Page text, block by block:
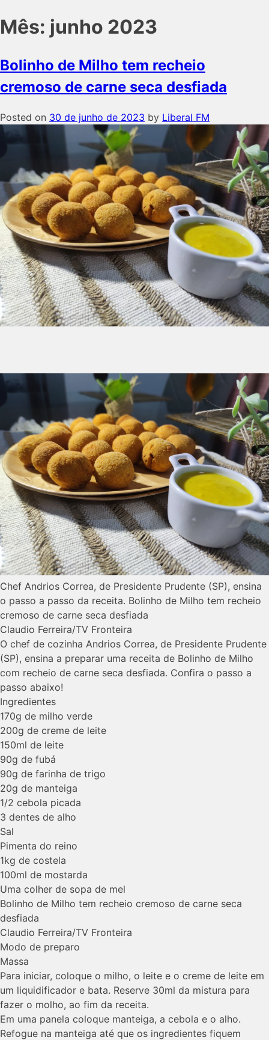
Mês: junho 2023
Bolinho de Milho tem recheio
cremoso de carne seca desfiada
Posted on 30 de junho de 2023 by Liberal FM
Chef Andrios Correa, de Presidente Prudente (SP), ensina
o passo a passo da receita. Bolinho de Milho tem recheio
cremoso de carne seca desfiada
Claudio Ferreira/TV Fronteira
O chef de cozinha Andrios Correa, de Presidente Prudente
(SP), ensina a preparar uma receita de Bolinho de Milho
com recheio de carne seca desfiada. Confira o passo a
passo abaixo!
Ingredientes
170g de milho verde
200g de creme de leite
150ml de leite
90g de fubá
90g de farinha de trigo
20g de manteiga
1/2 cebola picada
3 dentes de alho
Sal
Pimenta do reino
1kg de costela
100ml de mostarda
Uma colher de sopa de mel
Bolinho de Milho tem recheio cremoso de carne seca
desfiada
Claudio Ferreira/TV Fronteira
Modo de preparo
Massa
Para iniciar, coloque o milho, o leite e o creme de leite em
um liquidificador e bata. Reserve 30ml da mistura para
fazer o molho, ao fim da receita.
Em uma panela coloque manteiga, a cebola e o alho.
Refogue na manteiga até que os ingredientes fiquem